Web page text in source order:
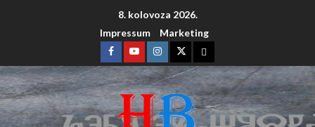
8. kolovoza 2026.
Impressum
Marketing